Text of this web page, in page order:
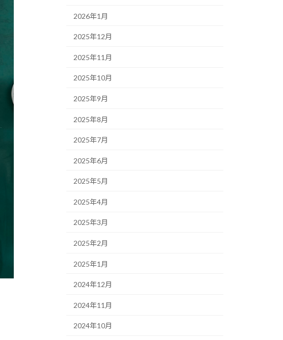
2026年1月
2025年12月
2025年11月
2025年10月
2025年9月
2025年8月
2025年7月
2025年6月
2025年5月
2025年4月
2025年3月
2025年2月
2025年1月
2024年12月
2024年11月
2024年10月